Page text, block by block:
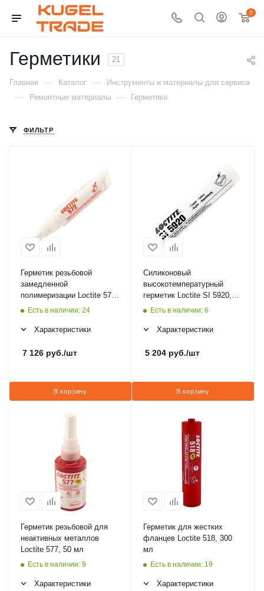
0
Герметики 21
Главная — Каталог — Инструменты и материалы для сервиса
— Ремонтные материалы — Герметики
ФИЛЬТР
Герметик резьбовой
замедленной
полимеризации Loctite 572,
50 мл
Есть в наличии: 24
Характеристики
7 126 руб./шт
В корзину
Силиконовый
высокотемпературный
герметик Loctite SI 5920,
300 мл
Есть в наличии: 6
Характеристики
5 204 руб./шт
В корзину
Герметик резьбовой для
неактивных металлов
Loctite 577, 50 мл
Есть в наличии: 9
Характеристики
Герметик для жестких
фланцев Loctite 518, 300
мл
Есть в наличии: 19
Характеристики